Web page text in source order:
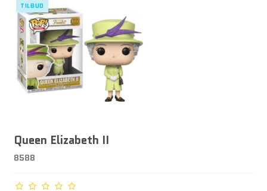
TILBUD
Queen Elizabeth II
8588